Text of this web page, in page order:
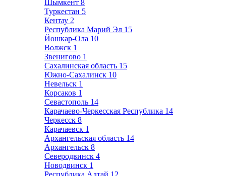
Шымкент 8
Туркестан 5
Кентау 2
Республика Марий Эл 15
Йошкар-Ола 10
Волжск 1
Звенигово 1
Сахалинская область 15
Южно-Сахалинск 10
Невельск 1
Корсаков 1
Севастополь 14
Карачаево-Черкесская Республика 14
Черкесск 8
Карачаевск 1
Архангельская область 14
Архангельск 8
Северодвинск 4
Новодвинск 1
Республика Алтай 12